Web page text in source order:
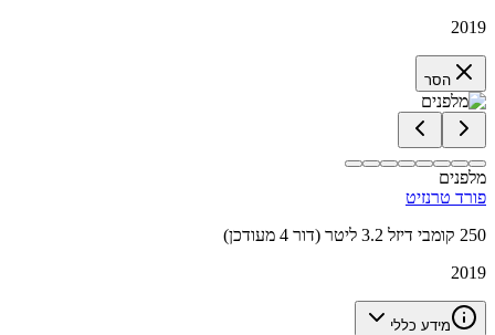
2019
הסר
מלפנים
פורד טרנזיט
250 קומבי דיזל 3.2 ליטר (דור 4 מעודכן)
2019
מידע כללי